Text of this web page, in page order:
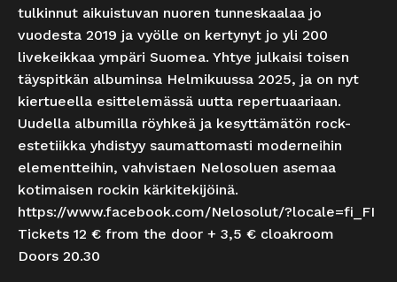
tulkinnut aikuistuvan nuoren tunneskaalaa jo
vuodesta 2019 ja vyölle on kertynyt jo yli 200
livekeikkaa ympäri Suomea. Yhtye julkaisi toisen
täyspitkän albuminsa Helmikuussa 2025, ja on nyt
kiertueella esittelemässä uutta repertuaariaan.
Uudella albumilla röyhkeä ja kesyttämätön rock-
estetiikka yhdistyy saumattomasti moderneihin
elementteihin, vahvistaen Nelosoluen asemaa
kotimaisen rockin kärkitekijöinä.
https://www.facebook.com/Nelosolut/?locale=fi_FI
Tickets 12 € from the door + 3,5 € cloakroom
Doors 20.30